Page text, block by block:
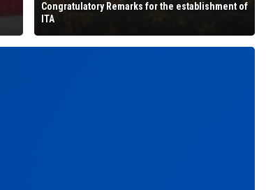
Congratulatory Remarks for the establishment of
ITA